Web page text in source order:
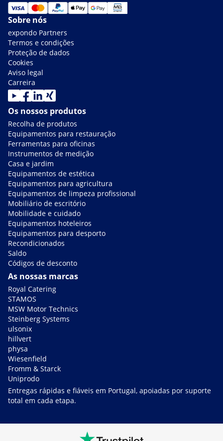
Sobre nós
expondo Partners
Termos e condições
Proteção de dados
Cookies
Aviso legal
Carreira
Os nossos produtos
Recolha de produtos
Equipamentos para restauração
Ferramentas para oficinas
Instrumentos de medição
Casa e jardim
Equipamentos de estética
Equipamentos para agricultura
Equipamentos de limpeza profissional
Mobiliário de escritório
Mobilidade e cuidado
Equipamentos hoteleiros
Equipamentos para desporto
Recondicionados
Saldo
Códigos de desconto
As nossas marcas
Royal Catering
STAMOS
MSW Motor Technics
Steinberg Systems
ulsonix
hillvert
physa
Wiesenfield
Fromm & Starck
Uniprodo
Entregas rápidas e fiáveis em Portugal, apoiadas por suporte
total em cada etapa.